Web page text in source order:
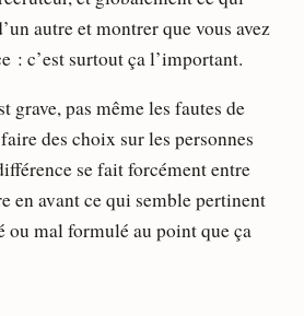
autre et montrer que vous avez
: c’est surtout ça l’important.
grave, pas même les fautes de
des choix sur les personnes
se fait forcément entre
en avant ce qui semble pertinent
ou mal formulé au point que ça